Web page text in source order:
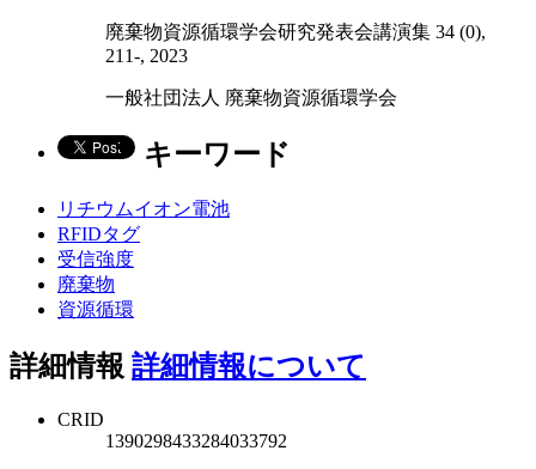
廃棄物資源循環学会研究発表会講演集 34 (0),
211-, 2023
一般社団法人 廃棄物資源循環学会
キーワード
リチウムイオン電池
RFIDタグ
受信強度
廃棄物
資源循環
詳細情報 詳細情報について
CRID
1390298433284033792